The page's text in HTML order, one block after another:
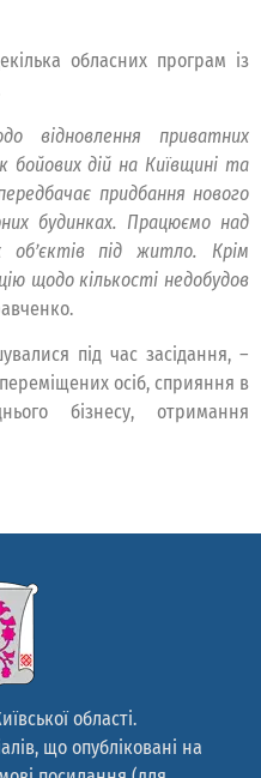
обласних програм із
відновлення приватних
бойових дій на Київщині та
придбання нового
будинках. Працюємо над
обʼєктів під житло. Крім
щодо кількості недобудов
під час засідання, –
осіб, сприяння в
бізнесу, отримання
області.
що опубліковані на